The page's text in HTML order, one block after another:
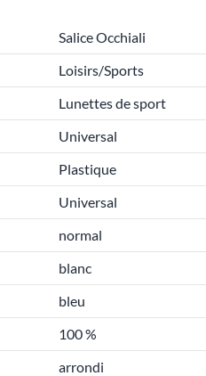
Salice Occhiali
Loisirs/Sports
Lunettes de sport
Universal
Plastique
Universal
normal
blanc
bleu
100 %
arrondi